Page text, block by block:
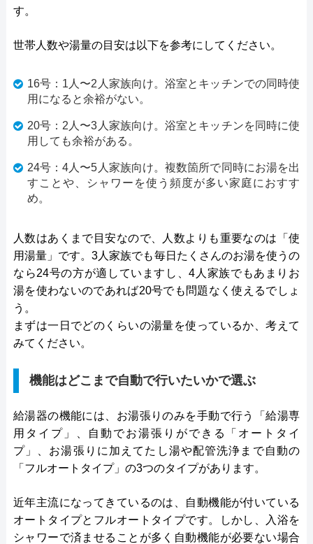
す。
世帯人数や湯量の目安は以下を参考にしてください。
16号：1人〜2人家族向け。浴室とキッチンでの同時使
用になると余裕がない。
20号：2人〜3人家族向け。浴室とキッチンを同時に使
用しても余裕がある。
24号：4人〜5人家族向け。複数箇所で同時にお湯を出
すことや、シャワーを使う頻度が多い家庭におすす
め。
人数はあくまで目安なので、人数よりも重要なのは「使
用湯量」です。3人家族でも毎日たくさんのお湯を使うの
なら24号の方が適していますし、4人家族でもあまりお
湯を使わないのであれば20号でも問題なく使えるでしょ
う。
まずは一日でどのくらいの湯量を使っているか、考えて
みてください。
機能はどこまで自動で行いたいかで選ぶ
給湯器の機能には、お湯張りのみを手動で行う「給湯専
用タイプ」、自動でお湯張りができる「オートタイ
プ」、お湯張りに加えてたし湯や配管洗浄まで自動の
「フルオートタイプ」の3つのタイプがあります。
近年主流になってきているのは、自動機能が付いている
オートタイプとフルオートタイプです。しかし、入浴を
シャワーで済ませることが多く自動機能が必要ない場合